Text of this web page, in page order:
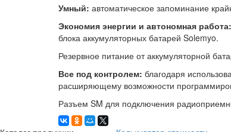
Умный: автоматическое запоминание
Экономия энергии и автономная работа:
блока аккумуляторных батарей Solemyo.
Резервное питание от аккумуляторной
Все под контролем: благодаря
расширяющему возможности
Разъем SM для подключения